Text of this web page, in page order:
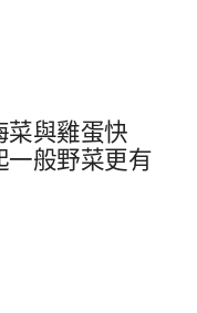
菜與雞蛋快
一般野菜更有